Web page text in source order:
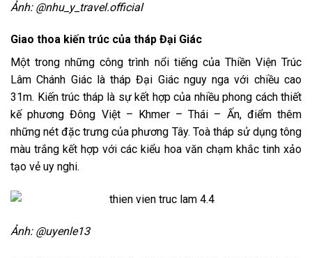
Ảnh: @nhu_y_travel.official
Giao thoa kiến trúc của tháp Đại Giác
Một trong những công trình nổi tiếng của Thiền Viện Trúc
Lâm Chánh Giác là tháp Đại Giác nguy nga với chiều cao
31m. Kiến trúc tháp là sự kết hợp của nhiều phong cách thiết
kế phương Đông Việt – Khmer – Thái – Ấn, điểm thêm
những nét đặc trưng của phương Tây. Toà tháp sử dụng tông
màu trắng kết hợp với các kiểu hoa văn chạm khắc tinh xảo
tạo vẻ uy nghi.
Ảnh: @uyenle13